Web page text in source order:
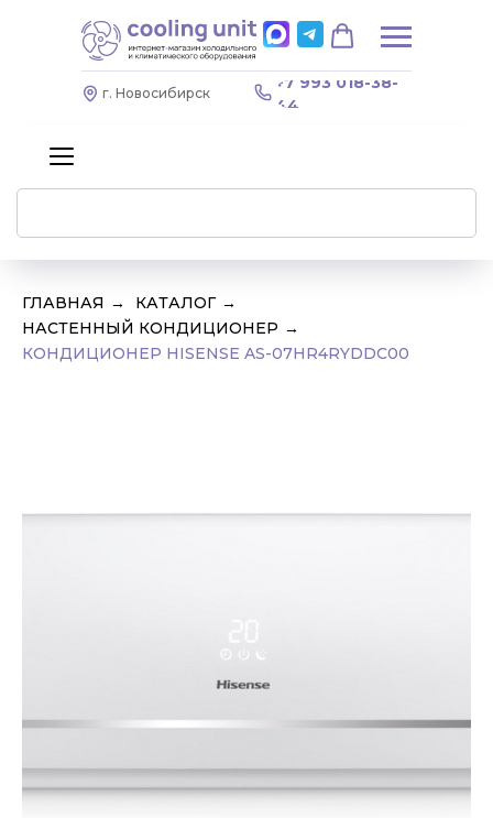
+7 994 854-51-
+7 993 018-38-
44
г. Новосибирск
ЗАКАЗАТЬ ЗВОНОК
ГЛАВНАЯ → КАТАЛОГ →
НАСТЕННЫЙ КОНДИЦИОНЕР →
КОНДИЦИОНЕР HISENSE AS-07HR4RYDDC00